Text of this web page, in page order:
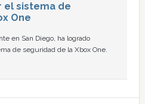
el sistema de
One
en San Diego, ha logrado
de seguridad de la Xbox One.